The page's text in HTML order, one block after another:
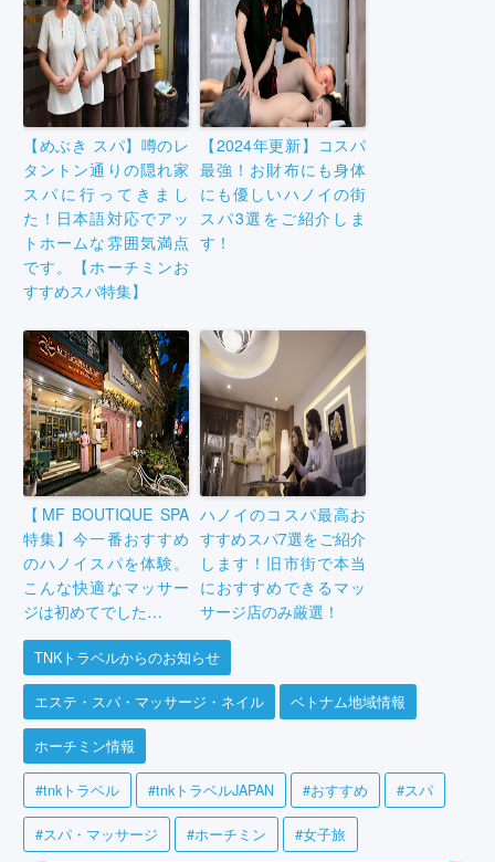
【めぶき スパ】噂のレ
タントン通りの隠れ家
スパに行ってきまし
た！日本語対応でアッ
トホームな雰囲気満点
です。【ホーチミンお
すすめスパ特集】
【2024年更新】コスパ
最強！お財布にも身体
にも優しいハノイの街
スパ3選をご紹介しま
す！
【MF BOUTIQUE SPA
特集】今一番おすすめ
のハノイスパを体験。
こんな快適なマッサー
ジは初めてでした…
ハノイのコスパ最高お
すすめスパ7選をご紹介
します！旧市街で本当
におすすめできるマッ
サージ店のみ厳選！
TNKトラベルからのお知らせ
エステ・スパ・マッサージ・ネイル ベトナム地域情報
ホーチミン情報
#tnkトラベル #tnkトラベルJAPAN #おすすめ #スパ
#スパ・マッサージ #ホーチミン #女子旅